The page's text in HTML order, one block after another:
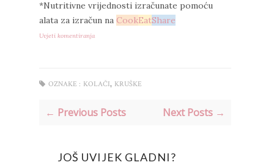
*Nutritivne vrijednosti izračunate pomoću
alata za izračun na CookEatShare
Uvjeti komentiranja
OZNAKE : KOLAČI, KRUŠKE
← Previous Posts Next Posts →
JOŠ UVIJEK GLADNI?